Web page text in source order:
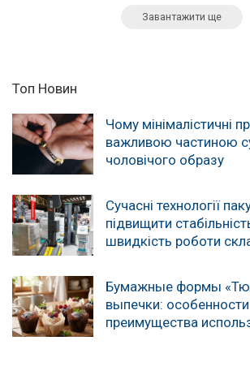
Завантажити ще
Топ Новин
Чому мінімалістичні
важливою частиною
чоловічого образу
Сучасні технології
підвищити
швидкість роботи
Бумажные формы
выпечки:
преимущества